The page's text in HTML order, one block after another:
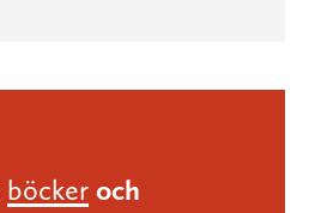
böcker och